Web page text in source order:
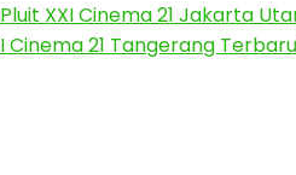
XXI Cinema 21 Jakarta
Cinema 21 Tangerang